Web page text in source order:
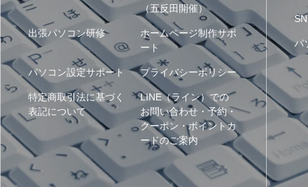
（五反田開催）
出張パソコン研修
ホームページ制作サポ
ート
パソコン設定サポート プライバシーポリシー
特定商取引法に基づく
表記について
LINE（ライン）での
お問い合わせ・予約・
クーポン・ポイントカ
ードのご案内
パ